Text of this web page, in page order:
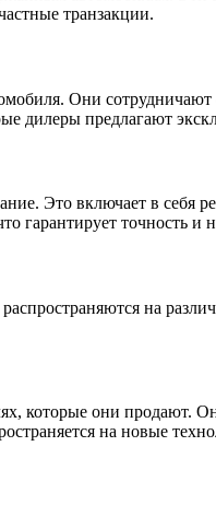
транзакции.
Они
дилеры предлагают
Это включает в себя
гарантирует точность и
на
которые они продают.
на новые